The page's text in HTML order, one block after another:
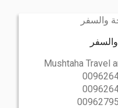
Mushtaha Travel